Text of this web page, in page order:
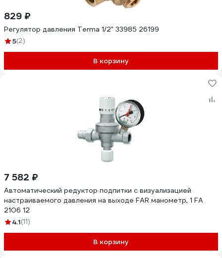
829 ₽
Регулятор давления Terma 1/2" 33985 26199
5(2)
В корзину
7 582 ₽
Автоматический редуктор подпитки с визуализацией
настраиваемого давления на выходе FAR манометр, 1 FA
2106 12
4.1(11)
В корзину